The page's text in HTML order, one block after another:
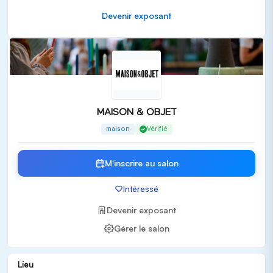
MAISON & OBJET
maison Vérifié
M'inscrire au salon
Intéressé
Devenir exposant
Gérer le salon
Lieu
Éclairage et solutions lumineuses
Textiles et tissus pour la décoration
Industries de l'accueil et de la restauration
Fabricants et marques de mobilier
Professionnels de l'hôtellerie et de la restauration
Valeur ajoutée et expérience salon
Devenir exposant